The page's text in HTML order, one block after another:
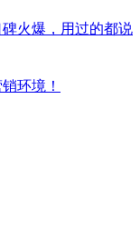
火爆，用过的都说
环境！